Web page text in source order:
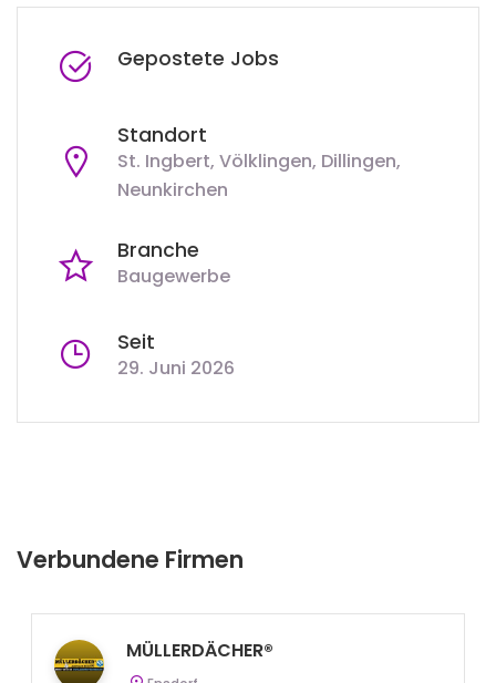
Gepostete Jobs
Standort
St. Ingbert, Völklingen, Dillingen,
Neunkirchen
Branche
Baugewerbe
Seit
29. Juni 2026
Verbundene Firmen
MÜLLERDÄCHER®